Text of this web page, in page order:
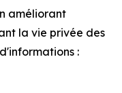
améliorant
la vie privée des
: